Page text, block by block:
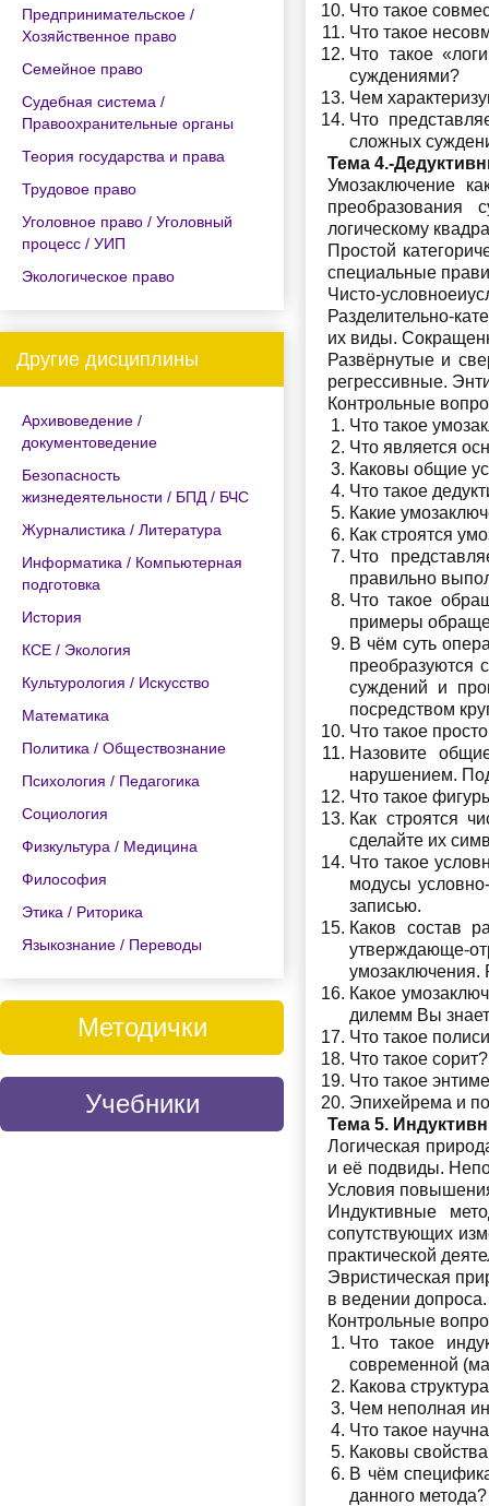
Предпринимательское /
Хозяйственное право
Семейное право
Судебная система /
Правоохранительные органы
Теория государства и права
Трудовое право
Уголовное право / Уголовный
процесс / УИП
Экологическое право
Другие дисциплины
Архивоведение /
документоведение
Безопасность
жизнедеятельности / БПД / БЧС
Журналистика / Литература
Информатика / Компьютерная
подготовка
История
КСЕ / Экология
Культурология / Искусство
Математика
Политика / Обществознание
Психология / Педагогика
Социология
Физкультура / Медицина
Философия
Этика / Риторика
Языкознание / Переводы
Методички
Учебники
Что такое
Что такое
Что такое
суждениями?
Чем
Что
сложных
Тема 4.-
Умозаключение
преобразования
логическому
Простой
специальные
Чисто-
Разделительно-
их виды.
Развёрнутые и
регрессивные.
Контрольные
Что такое
Что является
Каковы общие
Что такое
Какие
Как строятся
Что
правильно
Что такое
примеры
В чём суть
преобразуются
суждений и
посредством
Что такое
Назовите
нарушением.
Что такое
Как строятся
сделайте их
Что такое
модусы
записью.
Каков состав
утверждающе-
умозаключения.
Какое
дилемм Вы
Что такое
Что такое сорит?
Что такое
Эпихейрема и
Тема 5.
Логическая
и её подвиды.
Условия
Индуктивные
сопутствующих
практической
Эвристическая
в ведении допроса.
Контрольные
Что такое
современной
Какова
Чем неполная
Что такое
Каковы
В чём
данного